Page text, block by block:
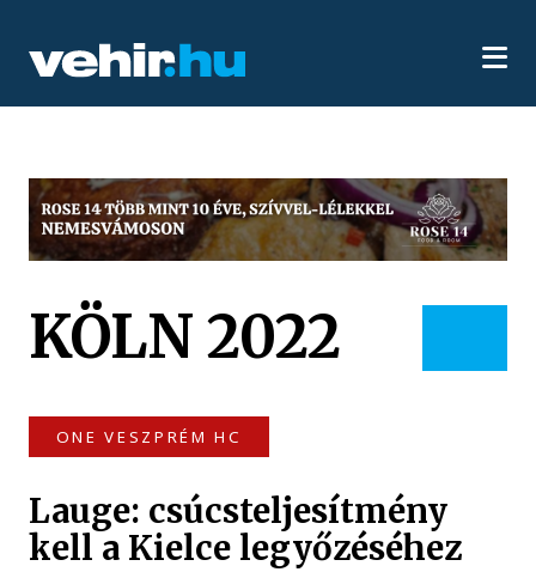
KÖLN 2022
ONE VESZPRÉM HC
Lauge: csúcsteljesítmény
kell a Kielce legyőzéséhez